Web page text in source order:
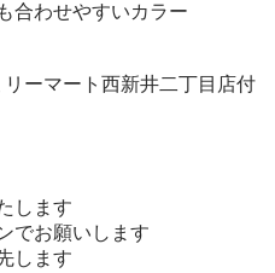
合わせやすいカラー
リーマート西新井二丁目店付
します
でお願いします
します